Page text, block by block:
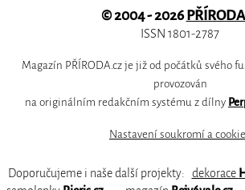
© 2004 - 2026
ISSN 1801-2787
Magazín PŘÍRODA.cz je již od počátků svého
provozován
na originálním redakčním systému z dílny
Nastavení soukromí a
Doporučujeme i naše další projekty: dekorace